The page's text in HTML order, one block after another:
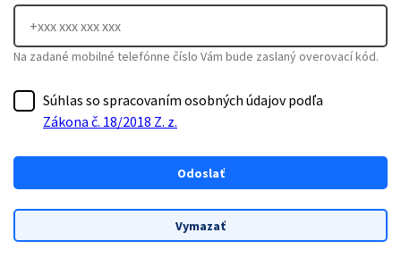
Na zadané mobilné telefónne číslo Vám bude zaslaný overovací kód.
Súhlas so spracovaním osobných údajov podľa
Zákona č. 18/2018 Z. z.